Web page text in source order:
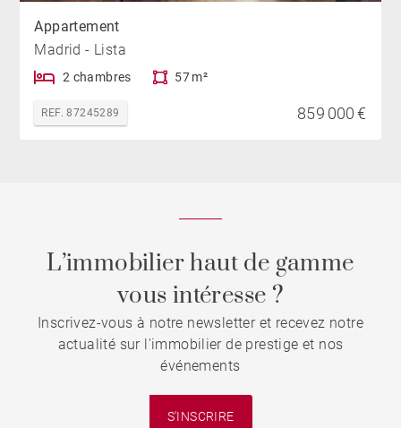
Appartement
Madrid - Lista
2 chambres 57 m²
REF. 87245289 859 000 €
L’immobilier haut de gamme
vous intéresse ?
Inscrivez-vous à notre newsletter et recevez notre
actualité sur l'immobilier de prestige et nos
événements
S'INSCRIRE